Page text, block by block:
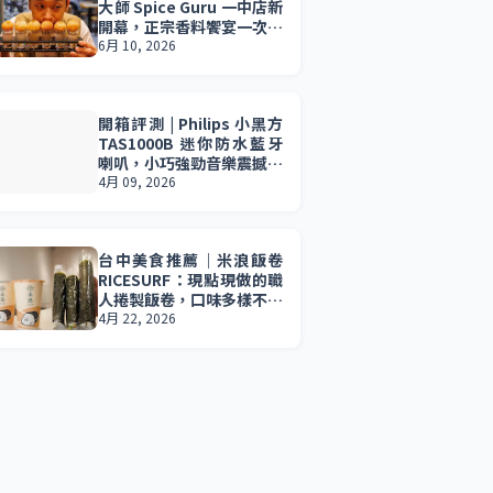
大師 Spice Guru 一中店新
開幕，正宗香料饗宴一次滿
足，印度料理控必收藏。
6月 10, 2026
開箱評測 | Philips 小黑方
TAS1000B 迷你防水藍牙
喇叭，小巧強勁音樂震撼無
所不在。小資族 2026 最值
4月 09, 2026
台中美食推薦｜米浪飯卷
RICESURF：現點現做的職
人捲製飯卷，口味多樣不膩
口，清爽夏季午餐推薦必
4月 22, 2026